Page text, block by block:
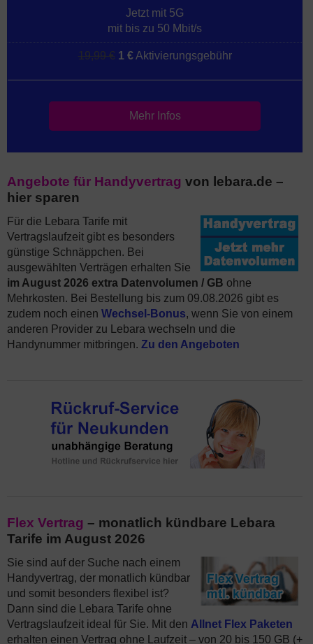
Jetzt mit 5G
mit bis zu 50 Mbit/s
19,99 € 1 €Aktivierungsgebühr
Mehr Infos
Angebote für Handyvertrag von lebara.de –
hier sparen
Für die Lebara Tarife mit
Vertragslaufzeit gibt es besonders
günstige Schnäppchen. Bei
ausgewählten Verträgen erhalten Sie
im August 2026 extra Datenvolumen / GB ohne
Mehrkosten. Bei Bestellung bis zum 09.08.2026 gibt es
zudem noch einen Wechsel-Bonus, wenn Sie von einem
anderen Provider zu Lebara wechseln und die
Handynummer mitbringen. Zu den Angeboten
Flex Vertrag – monatlich kündbare Lebara
Tarife im August 2026
Sie sind auf der Suche nach einem
Handyvertrag, der monatlich kündbar
und somit besonders flexibel ist?
Dann sind die Lebara Tarife ohne
Vertragslaufzeit ideal für Sie. Mit den Allnet Flex Paketen
erhalten einen Vertrag ohne Laufzeit – von 20 bis 150 GB (+